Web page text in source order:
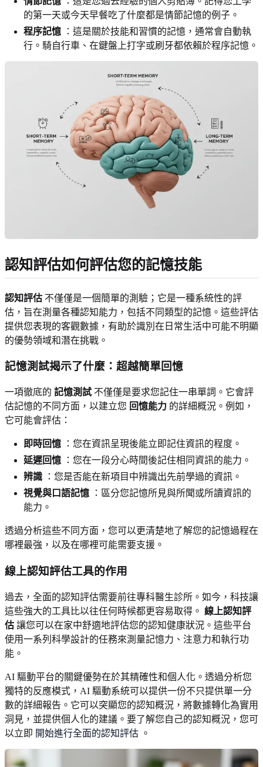
的第一天或今天早餐吃了什麼都是情節記憶的例子。
程序記憶 ：這是關於技能和習慣的記憶，通常會自動執
行。騎自行車、在鍵盤上打字或刷牙都依賴於程序記憶。
認知評估如何評估您的記憶技能
認知評估 不僅僅是一個簡單的測驗；它是一種系統性的評
估，旨在測量各種認知能力，包括不同類型的記憶。這些評估
提供您表現的客觀數據，有助於識別在日常生活中可能不明顯
的優勢領域和潛在挑戰。
記憶測試揭示了什麼：超越簡單回憶
一項徹底的 記憶測試 不僅僅是要求您記住一串單詞。它會評
估記憶的不同方面，以建立您 回憶能力 的詳細概況。例如，
它可能會評估：
即時回憶 ：您在資訊呈現後能立即記住資訊的程度。
延遲回憶 ：您在一段分心時間後記住相同資訊的能力。
辨識 ：您是否能在新項目中辨識出先前學過的資訊。
視覺與口語記憶 ：區分您記憶所見與所聞或所讀資訊的
能力。
透過分析這些不同方面，您可以更清楚地了解您的記憶過程在
哪裡最強，以及在哪裡可能需要支援。
線上認知評估工具的作用
過去，全面的認知評估需要前往專科醫生診所。如今，科技讓
這些強大的工具比以往任何時候都更容易取得。 線上認知評
估 讓您可以在家中舒適地評估您的認知健康狀況。這些平台
使用一系列科學設計的任務來測量記憶力、注意力和執行功
能。
AI 驅動平台的關鍵優勢在於其精確性和個人化。透過分析您
獨特的反應模式，AI 驅動系統可以提供一份不只提供單一分
數的詳細報告。它可以突顯您的認知概況，將數據轉化為實用
洞見，並提供個人化的建議。要了解您自己的認知概況，您可
以立即 開始進行全面的認知評估 。